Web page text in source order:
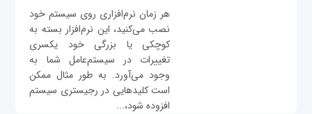
هر زمان نرم‌افزاری روی سیستم خود
نصب می‌کنید، این نرم‌افزار بسته به
کوچکی یا بزرگی خود یکسری
تغییرات در سیستم‌عامل شما به
وجود می‌آورد. به طور مثال ممکن
است کلیدهایی در رجیستری سیستم
افزوده شود،...